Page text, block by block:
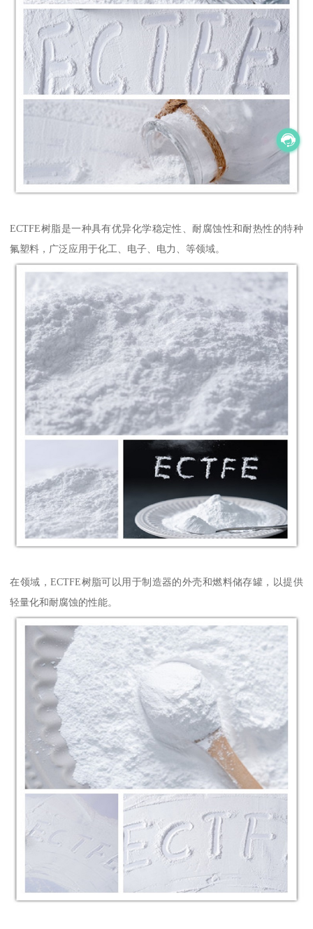
ECTFE树脂是一种具有优异化学稳定性、耐腐蚀性和耐热性的特种
氟塑料，广泛应用于化工、电子、电力、等领域。
在领域，ECTFE树脂可以用于制造器的外壳和燃料储存罐，以提供
轻量化和耐腐蚀的性能。